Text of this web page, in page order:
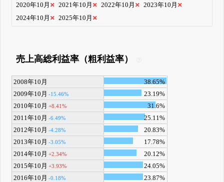
2020年10月
2021年10月 2022年10月
2023年10月
2024年10月
2025年10月
売上高総利益率（粗利益率）
2008年10月
38.65%
2009年10月 -15.46%
23.19%
2010年10月 +8.41%
31.6%
2011年10月 -6.49%
25.11%
2012年10月 -4.28%
20.83%
2013年10月 -3.05%
17.78%
2014年10月 +2.34%
20.12%
2015年10月 +3.93%
24.05%
2016年10月 -0.18%
23.87%